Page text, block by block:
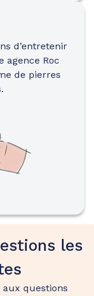
d’entretenir
agence Roc
de pierres
les
aux questions